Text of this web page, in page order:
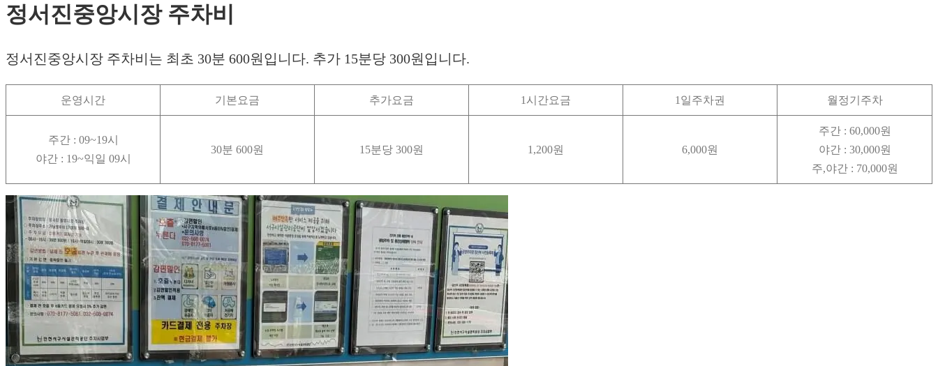
정서진중앙시장 주차비
정서진중앙시장 주차비는 최초 30분 600원입니다. 추가 15분당 300원입니다.
운영시간 기본요금 추가요금 1시간요금 1일주차권 월정기주차
주간 : 09~19시
야간 : 19~익일 09시
30분 600원 15분당 300원 1,200원 6,000원
주간 : 60,000원
야간 : 30,000원
주,야간 : 70,000원